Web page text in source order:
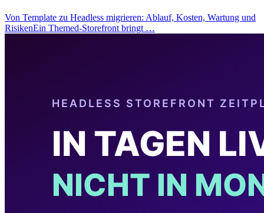
Von Template zu Headless migrieren: Ablauf, Kosten, Wartung und
RisikenEin Themed-Storefront bringt …